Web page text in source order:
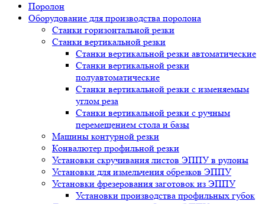
Поролон
Оборудование для производства поролона
Станки горизонтальной резки
Станки вертикальной резки
Станки вертикальной резки автоматические
Станки вертикальной резки
полуавтоматические
Станки вертикальной резки с изменяемым
углом реза
Станки вертикальной резки с ручным
перемещением стола и базы
Машины контурной резки
Конвалютер профильной резки
Установки скручивания листов ЭППУ в рулоны
Установки для измельчения обрезков ЭППУ
Установки фрезерования заготовок из ЭППУ
Установки производства профильных губок